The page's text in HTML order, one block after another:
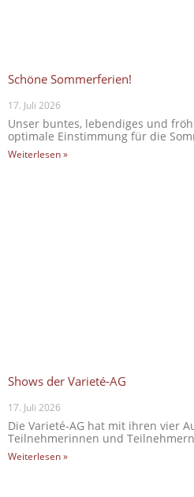
Schöne Sommerferien!
17. Juli 2026
Unser buntes, lebendiges und
optimale Einstimmung für die
Weiterlesen »
Shows der Varieté-AG
17. Juli 2026
Die Varieté-AG hat mit ihren vier
Teilnehmerinnen und
Weiterlesen »